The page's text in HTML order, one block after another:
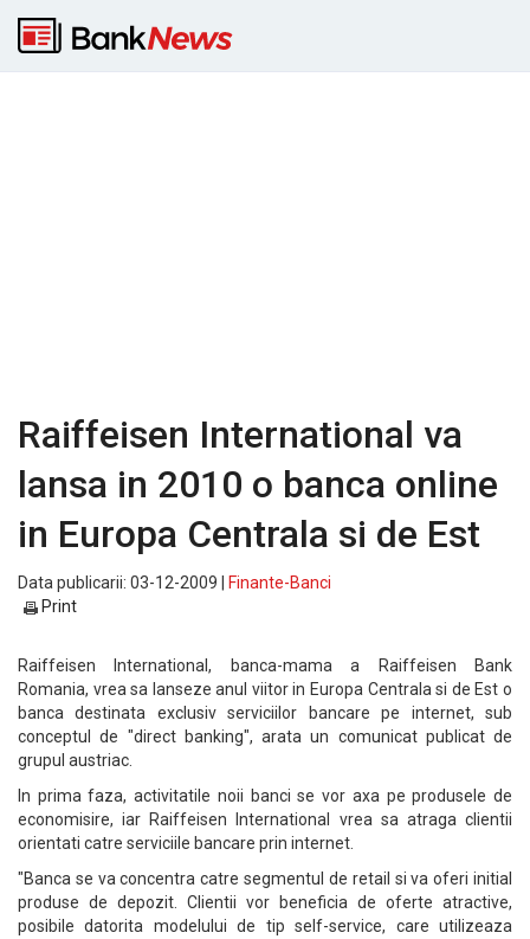
Raiffeisen International va
lansa in 2010 o banca online
in Europa Centrala si de Est
Data publicarii: 03-12-2009 |
Finante-Banci
Print
Raiffeisen International, banca-mama a Raiffeisen Bank
Romania, vrea sa lanseze anul viitor in Europa Centrala si de Est o
banca destinata exclusiv serviciilor bancare pe internet, sub
conceptul de "direct banking", arata un comunicat publicat de
grupul austriac.
In prima faza, activitatile noii banci se vor axa pe produsele de
economisire, iar Raiffeisen International vrea sa atraga clientii
orientati catre serviciile bancare prin internet.
"Banca se va concentra catre segmentul de retail si va oferi initial
produse de depozit. Clientii vor beneficia de oferte atractive,
posibile datorita modelului de tip self-service, care utilizeaza